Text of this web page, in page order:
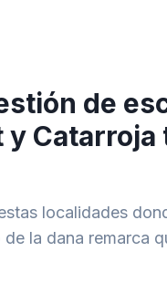
de
Catarroja
localidades
la dana remarca